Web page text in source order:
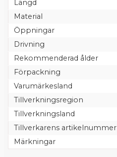
Längd
Material
Öppningar
Drivning
Rekommenderad ålder
Förpackning
Varumärkesland
Tillverkningsregion
Tillverkningsland
Tillverkarens artikelnummer
Märkningar